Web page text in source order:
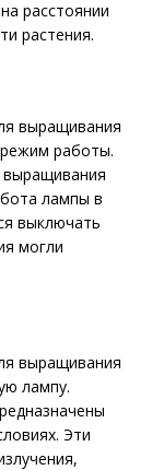
расстоянии
растения.
выращивания
работы.
лампы в
выключать
могли
выращивания
лампу.
Эти